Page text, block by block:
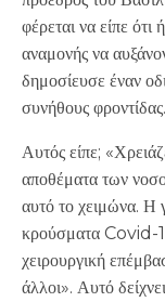
φέρεται να είπε ότι
αναμονής να
δημοσίευσε έναν
συνήθους φροντίδας.
Αυτός είπε;
αποθέματα των
αυτό το χειμώνα. Η
κρούσματα Covid-
χειρουργική
άλλοι». Αυτό